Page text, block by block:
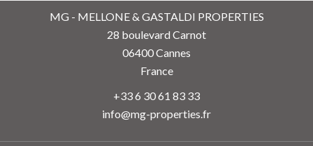
MG - MELLONE & GASTALDI PROPERTIES
28 boulevard Carnot
06400Cannes
France
+33 6 30 61 83 33
info@mg-properties.fr